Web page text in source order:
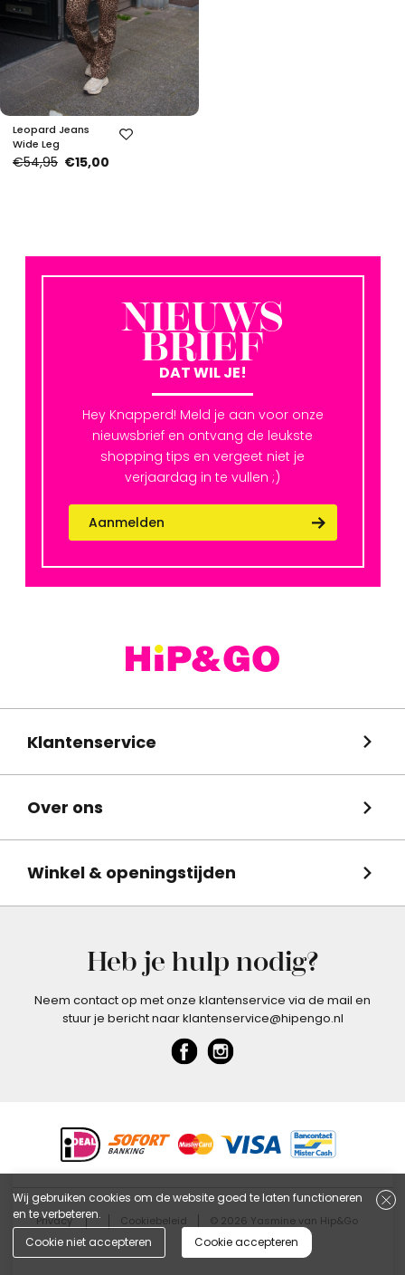
Leopard Jeans
Wide Leg
€54,95 €15,00
NIEUWS
BRIEF
DAT WIL JE!
Hey Knapperd! Meld je aan voor onze
nieuwsbrief en ontvang de leukste
shopping tips en vergeet niet je
verjaardag in te vullen ;)
Aanmelden
Klantenservice
Over ons
Winkel & openingstijden
Heb je hulp nodig?
Neem contact op met onze klantenservice via de mail en
stuur je bericht naar klantenservice@hipengo.nl
Privacy Cookiebeleid © 2026 Yasmine van Hip&Go
Wij gebruiken cookies om de website goed te laten functioneren
en te verbeteren.